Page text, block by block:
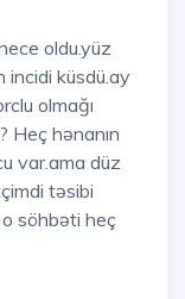
oldu.yüz
incidi küsdü.ay
olmağı
Heç hənanın
var.ama düz
təsibi
o söhbəti heç